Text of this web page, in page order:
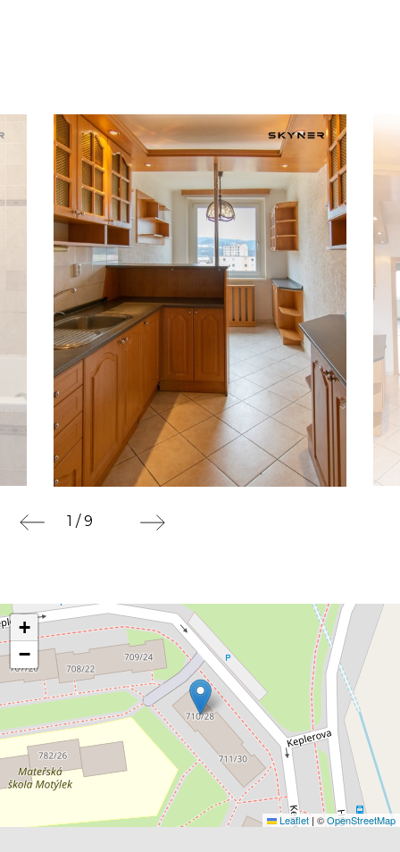
1 / 9
+
−
Leaflet | ©OpenStreetMap